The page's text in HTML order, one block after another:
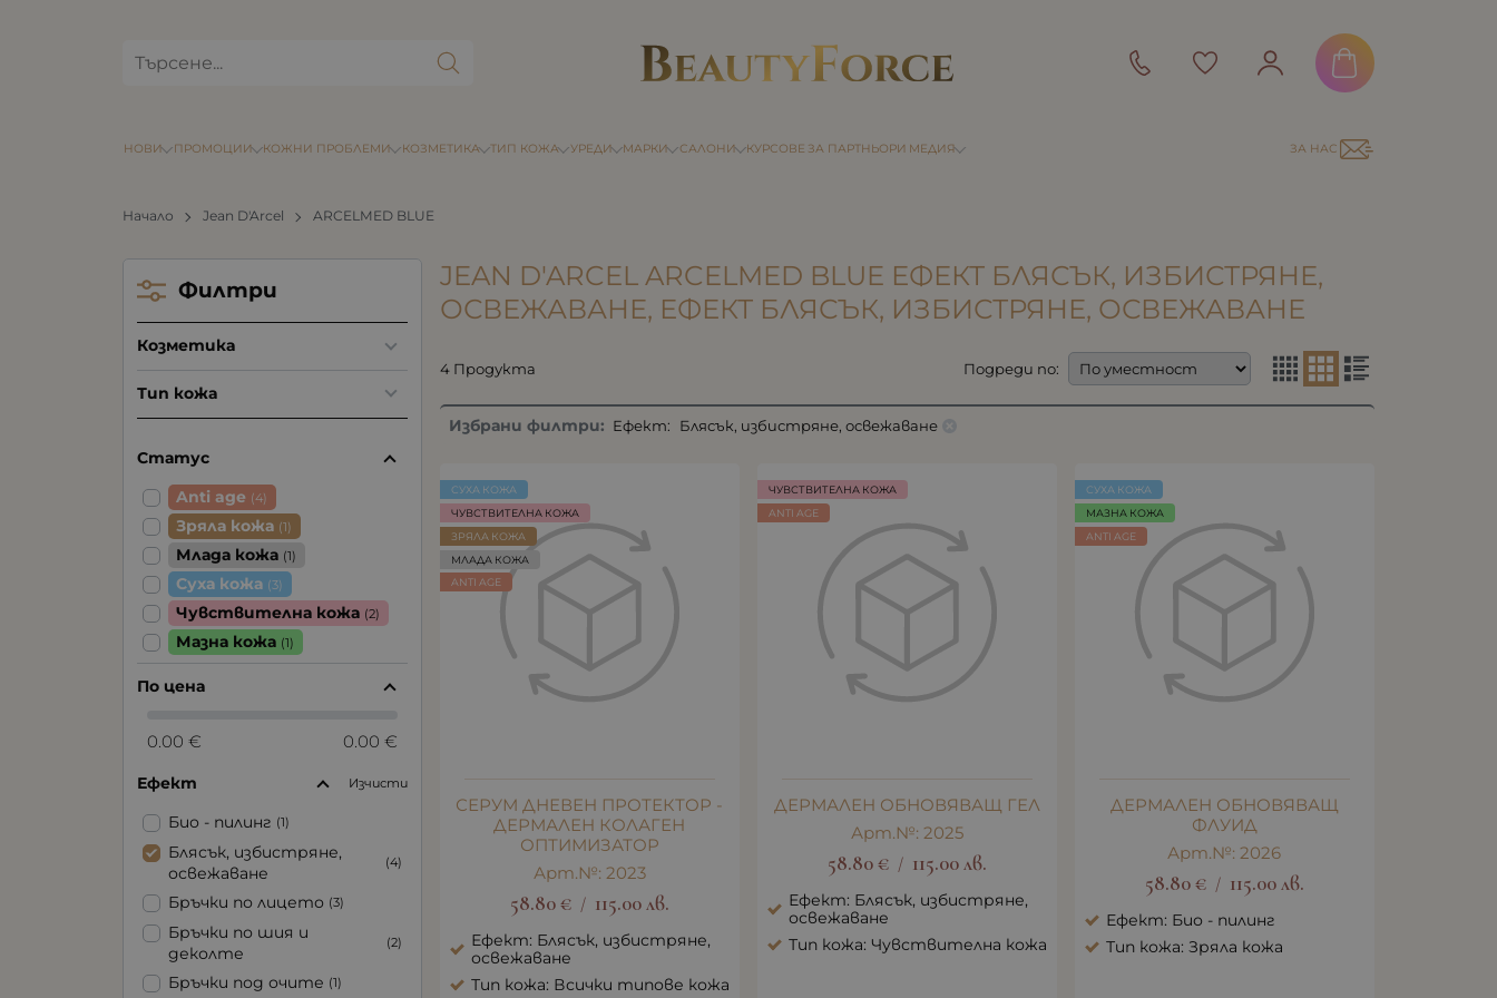
КОЗМЕТИКА ТИП КОЖА УРЕДИ
НОВИ ПРОМОЦИИ МАРКИ САЛОНИ
КОЖНИ ПРОБЛЕМИ КУРСОВЕ ЗА ПАРТНЬОРИ МЕДИЯ ЗА НАС
Начало Jean D'Arcel ARCELMED BLUE
JEAN D'ARCEL ARCELMED BLUE ЕФЕКТ БЛЯСЪК, ИЗБИСТРЯНЕ,
ОСВЕЖАВАНЕ, ЕФЕКТ БЛЯСЪК, ИЗБИСТРЯНЕ, ОСВЕЖАВАНЕ
4 Продукта Подреди по:
Избрани филтри: Ефект: Блясък, избистряне, освежаване
СЕРУМ ДНЕВЕН ПРОТЕКТОР -
ДЕРМАЛЕН КОЛАГЕН
ОПТИМИЗАТОР
Арт.№: 2023
58.80€ / 115.00лв.
Ефект: Блясък, избистряне,
освежаване
Тип кожа: Всички типове кожа
СУХА КОЖА
ЧУВСТВИТЕЛНА КОЖА
ЗРЯЛА КОЖА
МЛАДА КОЖА
ANTI AGE
ДЕРМАЛЕН ОБНОВЯВАЩ ГЕЛ
Арт.№: 2025
58.80€ / 115.00лв.
Ефект: Блясък, избистряне,
освежаване
Тип кожа: Чувствителна кожа
ЧУВСТВИТЕЛНА КОЖА
ANTI AGE
ДЕРМАЛЕН ОБНОВЯВАЩ
ФЛУИД
Арт.№: 2026
58.80€ / 115.00лв.
Ефект: Био - пилинг
Тип кожа: Зряла кожа
СУХА КОЖА
МАЗНА КОЖА
ANTI AGE
Филтри
Козметика
Тип кожа
Статус
Anti age (4)
Зряла кожа (1)
Млада кожа (1)
Суха кожа (3)
Чувствителна кожа (2)
Мазна кожа (1)
По цена
0.00 € 0.00 €
Ефект Изчисти
Био - пилинг (1)
Блясък, избистряне,
освежаване
(4)
Бръчки по лицето (3)
Бръчки по шия и
деколте
(2)
Бръчки под очите (1)